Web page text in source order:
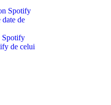
Spotify
de
Spotify
de celui